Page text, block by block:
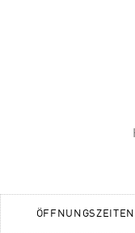
ÖFFNUNGSZEITEN